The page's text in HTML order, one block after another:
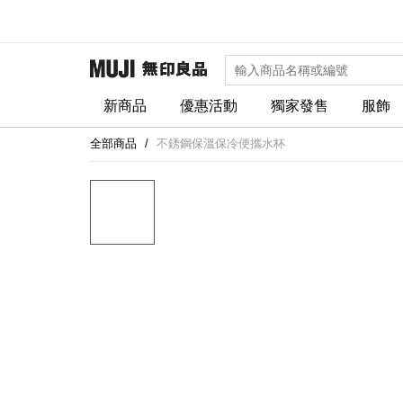
新商品 優惠活動 獨家發售 服飾
全部商品 不銹鋼保溫保冷便攜水杯